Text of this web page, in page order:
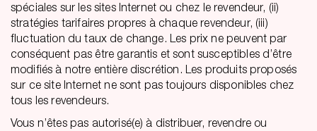
spéciales sur les sites Internet ou chez le revendeur, (ii)
stratégies tarifaires propres à chaque revendeur, (iii)
fluctuation du taux de change. Les prix ne peuvent par
conséquent pas être garantis et sont susceptibles d’être
modifiés à notre entière discrétion. Les produits proposés
sur ce site Internet ne sont pas toujours disponibles chez
tous les revendeurs.
Vous n’êtes pas autorisé(e) à distribuer, revendre ou